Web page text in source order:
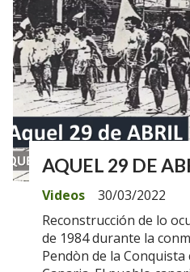
AQUEL 29 DE
Videos
30/03/2022
Reconstrucción de lo
de 1984 durante la
Pendòn de la Conquista